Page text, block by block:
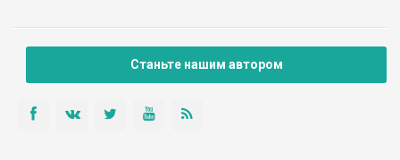
Станьте нашим автором